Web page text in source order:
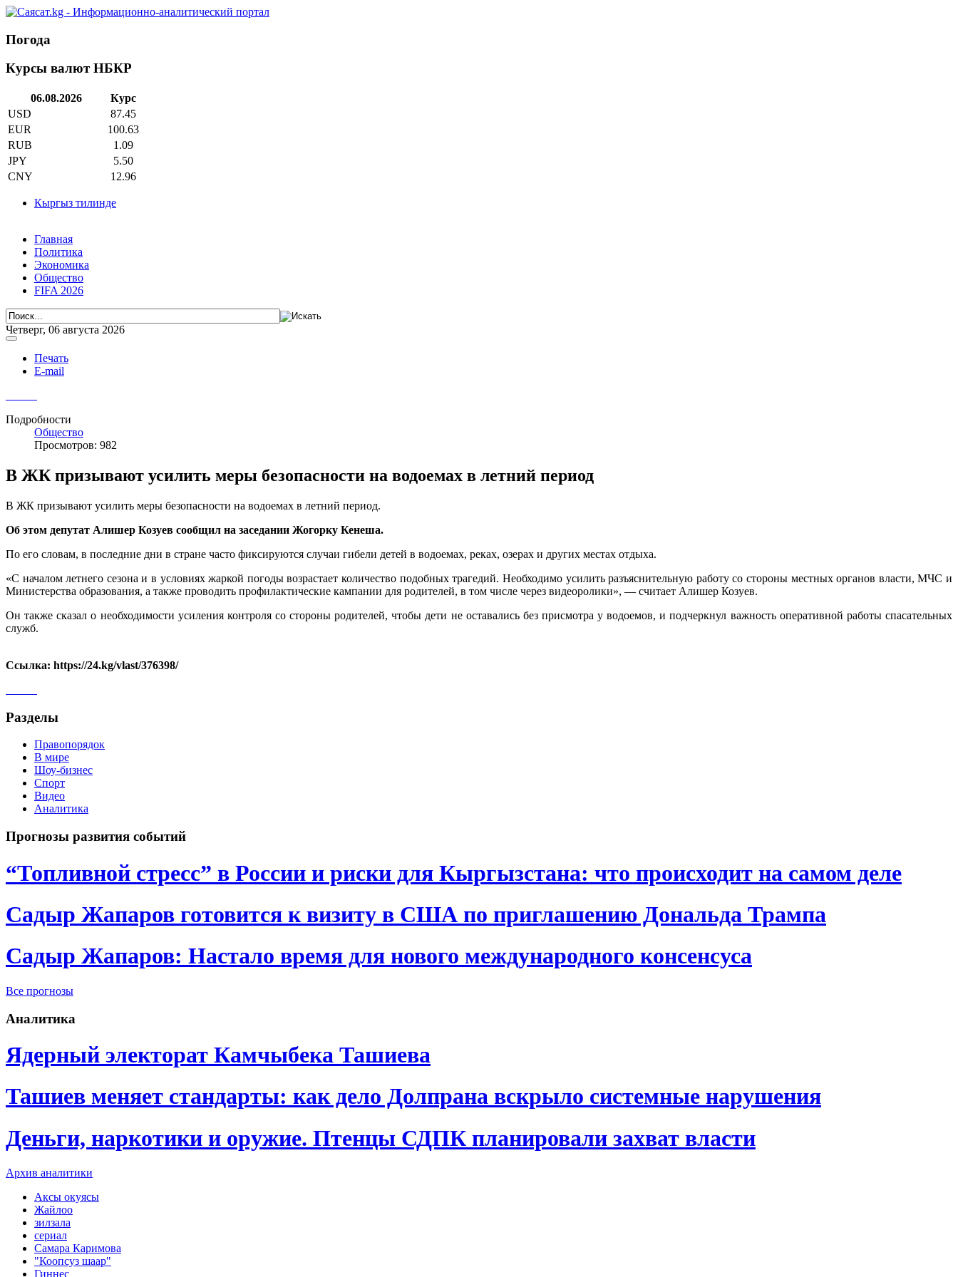
Погода
Курсы валют НБКР
06.08.2026
Курс
USD
87.45
EUR
100.63
RUB
1.09
JPY
5.50
CNY
12.96
Кыргыз тилинде
Главная
Политика
Экономика
Общество
FIFA 2026
Четверг, 06 августа 2026
Печать
E-mail
Подробности
Общество
Просмотров: 982
В ЖК призывают усилить меры безопасности на водоемах в летний период
В ЖК призывают усилить меры безопасности на водоемах в летний период.
Об этом депутат Алишер Козуев сообщил на заседании Жогорку Кенеша.
По его словам, в последние дни в стране часто фиксируются случаи гибели детей в водоемах, реках, озерах и других местах отдыха.
«С началом летнего сезона и в условиях жаркой погоды возрастает количество подобных трагедий. Необходимо усилить разъяснительную работу со стороны местных органов власти, МЧС и
Министерства образования, а также проводить профилактические кампании для родителей, в том числе через видеоролики», — считает Алишер Козуев.
Он также сказал о необходимости усиления контроля со стороны родителей, чтобы дети не оставались без присмотра у водоемов, и подчеркнул важность оперативной работы спасательных
служб.
Ссылка: https://24.kg/vlast/376398/
Разделы
Правопорядок
В мире
Шоу-бизнес
Спорт
Видео
Аналитика
Прогнозы развития событий
“Топливной стресс” в России и риски для Кыргызстана: что происходит на самом деле
Садыр Жапаров готовится к визиту в США по приглашению Дональда Трампа
Садыр Жапаров: Настало время для нового международного консенсуса
Все прогнозы
Аналитика
Ядерный электорат Камчыбека Ташиева
Ташиев меняет стандарты: как дело Долпрана вскрыло системные нарушения
Деньги, наркотики и оружие. Птенцы СДПК планировали захват власти
Архив аналитики
Аксы окуясы
Жайлоо
зилзала
сериал
Самара Каримова
"Коопсуз шаар"
Гиннес